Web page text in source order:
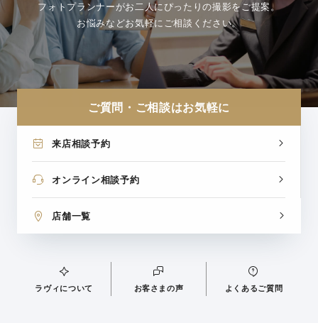
フォトプランナーがお二人にぴったりの撮影をご提案。
お悩みなどお気軽にご相談ください。
ご質問・ご相談はお気軽に
来店相談予約
オンライン相談予約
店舗一覧
ラヴィについて お客さまの声 よくあるご質問